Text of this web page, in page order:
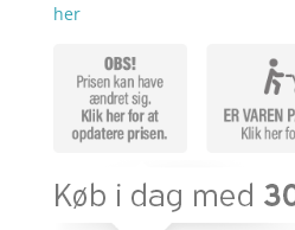
her